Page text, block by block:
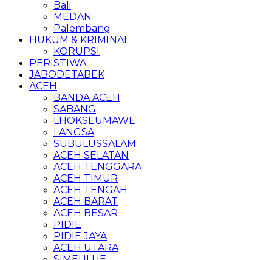
Bali
MEDAN
Palembang
HUKUM & KRIMINAL
KORUPSI
PERISTIWA
JABODETABEK
ACEH
BANDA ACEH
SABANG
LHOKSEUMAWE
LANGSA
SUBULUSSALAM
ACEH SELATAN
ACEH TENGGARA
ACEH TIMUR
ACEH TENGAH
ACEH BARAT
ACEH BESAR
PIDIE
PIDIE JAYA
ACEH UTARA